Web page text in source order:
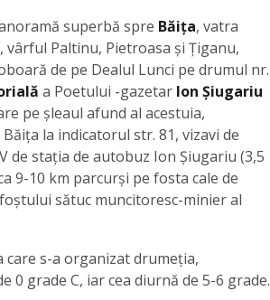
superbă spre Băița, vatra
Paltinu, Pietroasa și Țiganu,
de pe Dealul Lunci pe drumul nr.
a Poetului -gazetar Ion Șiugariu
pe șleaul afund al acestuia,
la indicatorul str. 81, vizavi de
de stația de autobuz Ion Șiugariu (3,5
9-10 km parcurși pe fosta cale de
sătuc muncitoresc-minier al
care s-a organizat drumeția,
grade C, iar cea diurnă de 5-6 grade.